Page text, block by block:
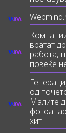
вратат
работа,
повеќе
од
Малите
хит